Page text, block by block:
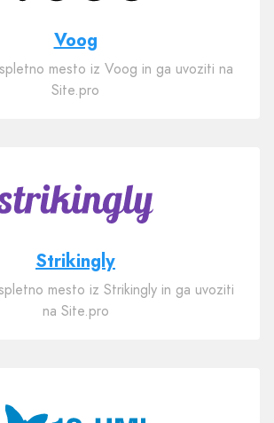
Voog
mesto iz Voog in ga uvoziti na
Site.pro
Strikingly
mesto iz Strikingly in ga uvoziti
na Site.pro